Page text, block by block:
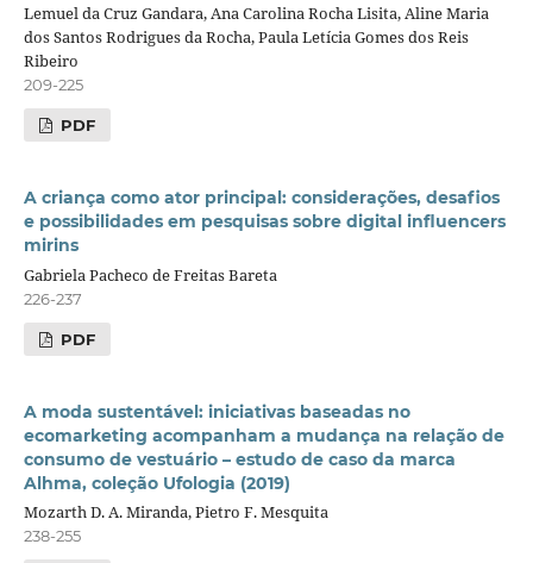
Lemuel da Cruz Gandara, Ana Carolina Rocha Lisita, Aline Maria
dos Santos Rodrigues da Rocha, Paula Letícia Gomes dos Reis
Ribeiro
209-225
PDF
A criança como ator principal: considerações, desafios
e possibilidades em pesquisas sobre digital influencers
mirins
Gabriela Pacheco de Freitas Bareta
226-237
PDF
A moda sustentável: iniciativas baseadas no
ecomarketing acompanham a mudança na relação de
consumo de vestuário – estudo de caso da marca
Alhma, coleção Ufologia (2019)
Mozarth D. A. Miranda, Pietro F. Mesquita
238-255